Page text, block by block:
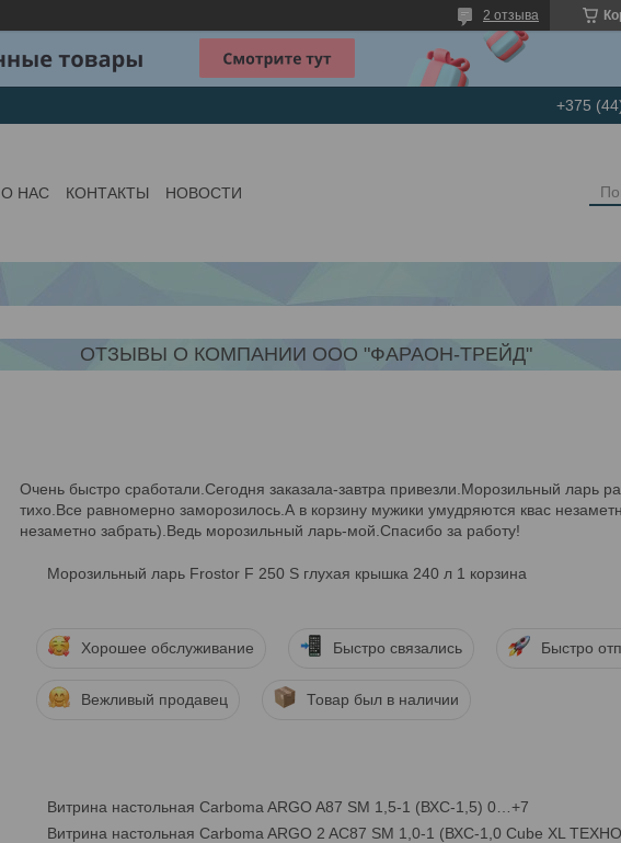
2 отзыва
+375
О НАС КОНТАКТЫ НОВОСТИ
ОТЗЫВЫ О КОМПАНИИ ООО "ФАРАОН-ТРЕЙД"
Очень быстро сработали.Сегодня заказала-завтра привезли.Морозильный ларь
тихо.Все равномерно заморозилось.А в корзину мужики умудряются квас
незаметно забрать).Ведь морозильный ларь-мой.Спасибо за работу!
Морозильный ларь Frostor F 250 S глухая крышка 240 л 1 корзина
Хорошее обслуживание Быстро связались Быстро
Вежливый продавец Товар был в наличии
Витрина настольная Carboma ARGO A87 SM 1,5-1 (ВХС-1,5) 0…+7
Витрина настольная Carboma ARGO 2 AC87 SM 1,0-1 (ВХС-1,0 Cube XL